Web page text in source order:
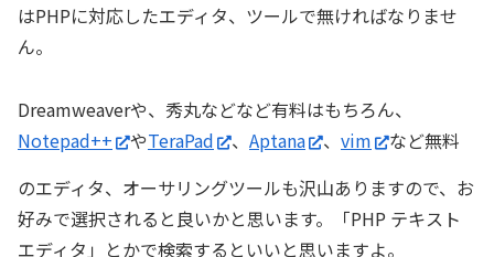
はPHPに対応したエディタ、ツールで無ければなりませ
ん。
Dreamweaverや、秀丸などなど有料はもちろん、
Notepad++
やTeraPad 、 Aptana 、 vim
など無料
のエディタ、オーサリングツールも沢山ありますので、お
好みで選択されると良いかと思います。「PHP テキスト
エディタ」とかで検索するといいと思いますよ。